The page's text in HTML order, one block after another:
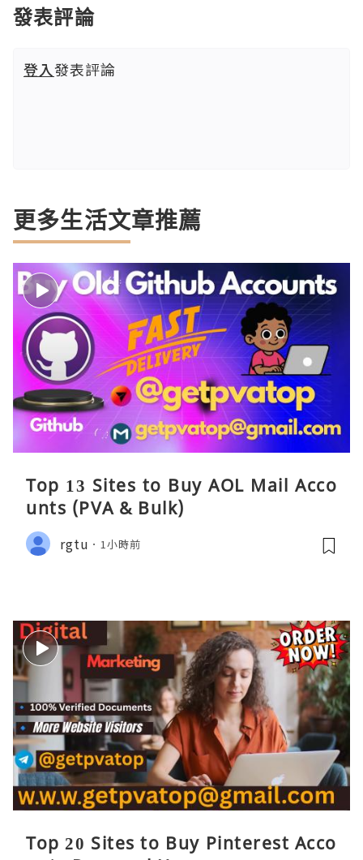
發表評論
登入發表評論
更多生活文章推薦
Top 13 Sites to Buy AOL Mail Acco
unts (PVA & Bulk)
rgtu 1小時前
Top 20 Sites to Buy Pinterest Acco